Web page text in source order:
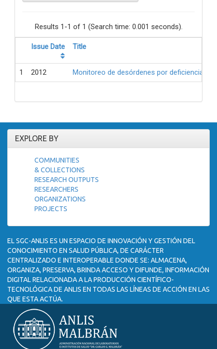
Results 1-1 of 1 (Search time: 0.001 seconds).
Issue Date Title
1 2012 Monitoreo de desórdenes por deficiencia
EXPLORE BY
COMMUNITIES
& COLLECTIONS
RESEARCH OUTPUTS
RESEARCHERS
ORGANIZATIONS
PROJECTS
EL SGC-ANLIS ES UN ESPACIO DE INNOVACIÓN Y GESTIÓN DEL
CONOCIMIENTO EN SALUD PÚBLICA, DE CARÁCTER
CENTRALIZADO E INTEROPERABLE DONDE SE: ALMACENA,
ORGANIZA, PRESERVA, BRINDA ACCESO Y DIFUNDE, INFORMACIÓN
DIGITAL RELACIONADA A LA PRODUCCIÓN CIENTÍFICO-
TECNOLÓGICA DE ANLIS EN TODAS LAS LÍNEAS DE ACCIÓN EN LAS
QUE ESTA ACTÚA.